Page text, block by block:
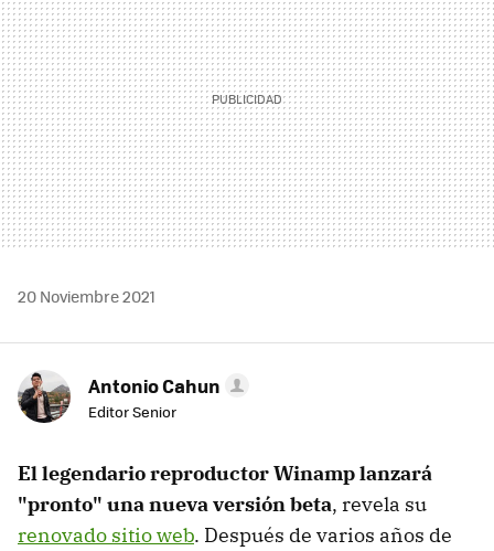
20 Noviembre 2021
Antonio Cahun
Editor Senior
El legendario reproductor Winamp lanzará
"pronto" una nueva versión beta, revela su
renovado sitio web. Después de varios años de